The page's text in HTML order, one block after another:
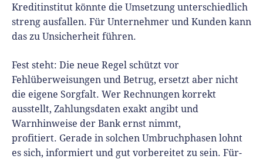
Kreditinstitut könnte die Umsetzung unterschiedlich
streng ausfallen. Für Unternehmer und Kunden kann
das zu Unsicherheit führen.
Fest steht: Die neue Regel schützt vor
Fehlüberweisungen und Betrug, ersetzt aber nicht
die eigene Sorgfalt. Wer Rechnungen korrekt
ausstellt, Zahlungsdaten exakt angibt und
Warnhinweise der Bank ernst nimmt,
profitiert. Gerade in solchen Umbruchphasen lohnt
es sich, informiert und gut vorbereitet zu sein. Für-